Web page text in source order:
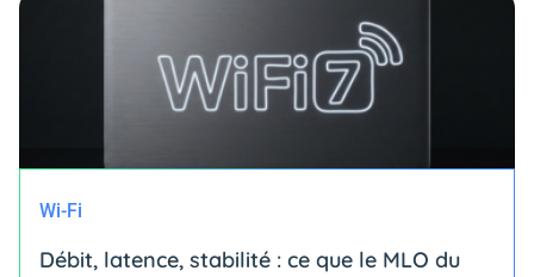
Wi-Fi
Débit, latence, stabilité : ce que le MLO du